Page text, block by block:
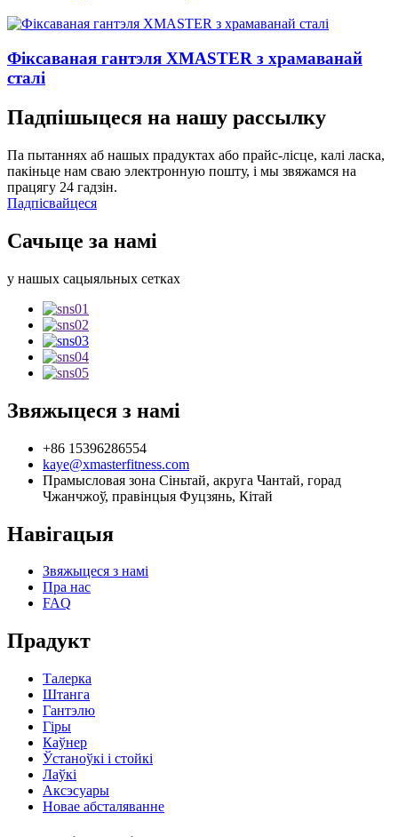
Фіксаваная гантэля XMASTER з храмаванай
сталі
Падпішыцеся на нашу рассылку
Па пытаннях аб нашых прадуктах або прайс-лісце, калі ласка,
пакіньце нам сваю электронную пошту, і мы звяжамся на
працягу 24 гадзін.
Падпісвайцеся
Сачыце за намі
у нашых сацыяльных сетках
Звяжыцеся з намі
+86 15396286554
kaye@xmasterfitness.com
Прамысловая зона Сіньтай, акруга Чантай, горад
Чжанчжоў, правінцыя Фуцзянь, Кітай
Навігацыя
Звяжыцеся з намі
Пра нас
FAQ
Прадукт
Талерка
Штанга
Гантэлю
Гіры
Каўнер
Ўстаноўкі і стойкі
Лаўкі
Аксэсуары
Новае абсталяванне